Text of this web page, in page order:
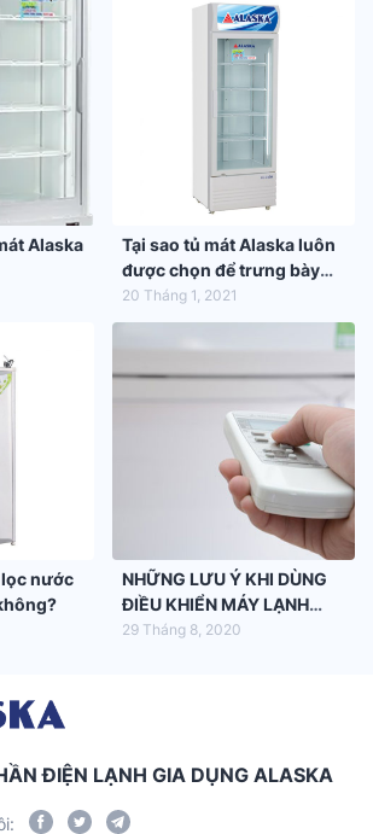
Alaska
Tại sao tủ mát Alaska luôn
được chọn để trưng bày
hàng hóa trong siêu thị
20 Tháng 1, 2021
lọc nước
NHỮNG LƯU Ý KHI DÙNG
ĐIỀU KHIỂN MÁY LẠNH
ALASKA
29 Tháng 8, 2020
ĐIỆN LẠNH GIA DỤNG ALASKA